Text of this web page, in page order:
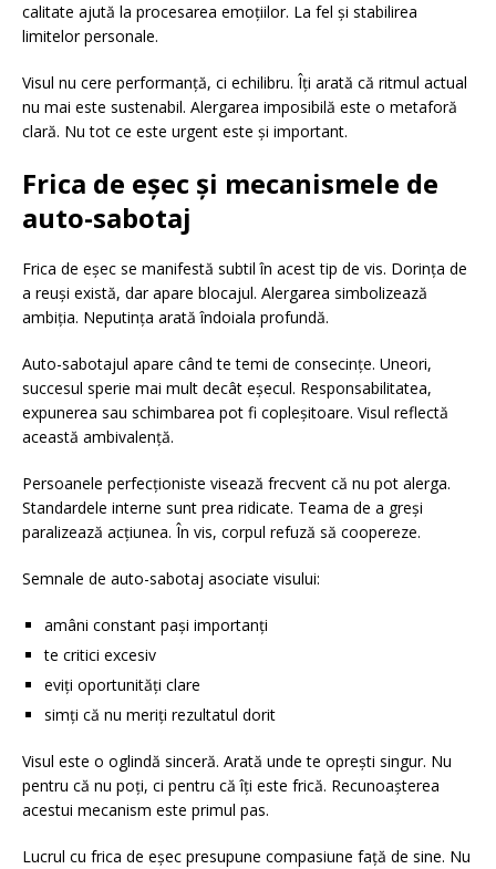
calitate ajută la procesarea emoțiilor. La fel și stabilirea
limitelor personale.
Visul nu cere performanță, ci echilibru. Îți arată că ritmul actual
nu mai este sustenabil. Alergarea imposibilă este o metaforă
clară. Nu tot ce este urgent este și important.
Frica de eșec și mecanismele de
auto-sabotaj
Frica de eșec se manifestă subtil în acest tip de vis. Dorința de
a reuși există, dar apare blocajul. Alergarea simbolizează
ambiția. Neputința arată îndoiala profundă.
Auto-sabotajul apare când te temi de consecințe. Uneori,
succesul sperie mai mult decât eșecul. Responsabilitatea,
expunerea sau schimbarea pot fi copleșitoare. Visul reflectă
această ambivalență.
Persoanele perfecționiste visează frecvent că nu pot alerga.
Standardele interne sunt prea ridicate. Teama de a greși
paralizează acțiunea. În vis, corpul refuză să coopereze.
Semnale de auto-sabotaj asociate visului:
amâni constant pași importanți
te critici excesiv
eviți oportunități clare
simți că nu meriți rezultatul dorit
Visul este o oglindă sinceră. Arată unde te oprești singur. Nu
pentru că nu poți, ci pentru că îți este frică. Recunoașterea
acestui mecanism este primul pas.
Lucrul cu frica de eșec presupune compasiune față de sine. Nu